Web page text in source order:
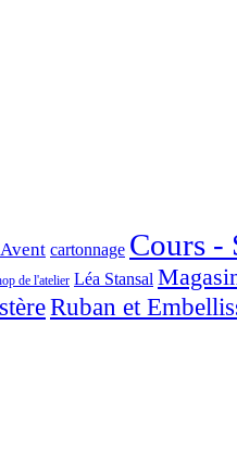
cartonnage Cours -
de l'atelier Léa Stansal
Ruban et